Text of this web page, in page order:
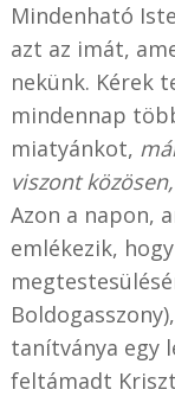
Mindenható
azt az imát,
nekünk. Kérek
mindennap
miatyánkot,
viszont
Azon a napon,
emlékezik,
tanítványa egy
feltámadt